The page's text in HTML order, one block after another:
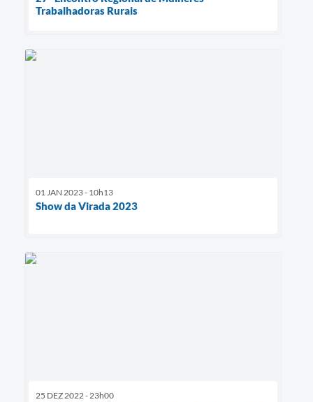
Trabalhadoras Rurais
01 JAN 2023 - 10h13
Show da Virada 2023
25 DEZ 2022 - 23h00